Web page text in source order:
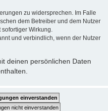
zu widersprechen. Im Falle
dem Betreiber und dem Nutzer
Wirkung.
und verbindlich, wenn der Nutzer
deinen persönlichen Daten